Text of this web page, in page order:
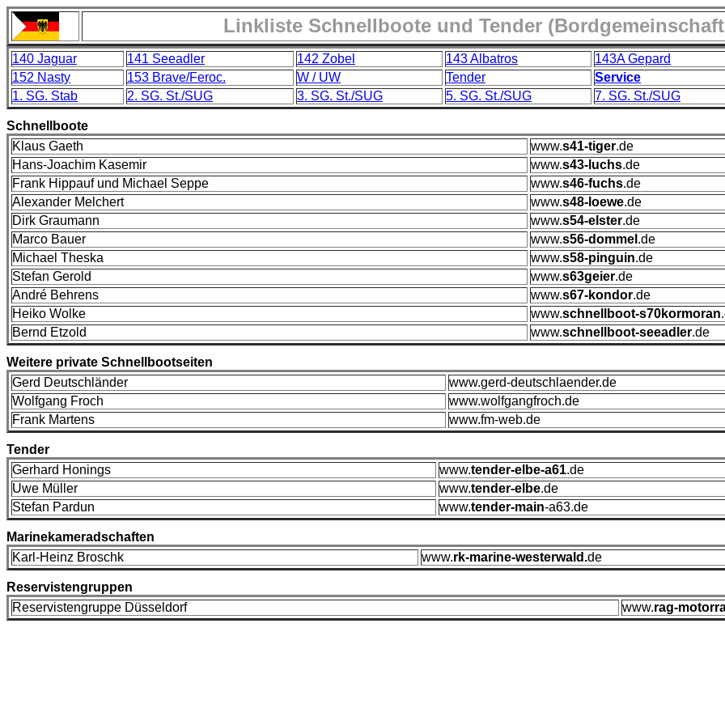
Linkliste Schnellboote und Tender
140 Jaguar 141 Seeadler 142 Zobel 143 Albatros 143A Gepard
152 Nasty
153 Brave/Feroc. W / UW Tender Service
1. SG. Stab
2. SG. St./SUG 3. SG. St./SUG 5. SG. St./SUG 7. SG. St./SUG
Schnellboote
Klaus Gaeth
www.s41-tiger.de
Hans-Joachim Kasemir
www.s43-luchs.de
Frank Hippauf und Michael Seppe
www.s46-fuchs.de
Alexander Melchert
www.s48-loewe.de
Dirk Graumann
www.s54-elster.de
Marco Bauer
www.s56-dommel .de
Michael Theska
www.s58-pinguin.de
Stefan Gerold
www.s63geier.de
André Behrens
www.s67-kondor.de
Heiko Wolke
www.schnellboot-s70kormoran
Bernd Etzold
www.schnellboot-seeadler.de
Weitere private Schnellbootseiten
Gerd Deutschländer
www.gerd-deutschlaender.de
Wolfgang Froch
www.wolfgangfroch.de
Frank Martens
www.fm-web.de
Tender
Gerhard Honings
www.tender-elbe-a61.de
Uwe Müller
www.tender-elbe.de
Stefan Pardun
www.tender-main-a63.de
Marinekameradschaften
Karl-Heinz Broschk
www.rk-marine-westerwald.de
Reservistengruppen
Reservistengruppe Düsseldorf
www.rag-